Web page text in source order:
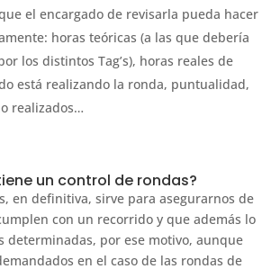
el encargado de revisarla pueda hacer
horas teóricas (a las que debería
los distintos Tag’s), horas reales de
está realizando la ronda, puntualidad,
realizados…
un control de rondas?
en definitiva, sirve para asegurarnos de
con un recorrido y que además lo
determinadas, por ese motivo, aunque
en el caso de las rondas de